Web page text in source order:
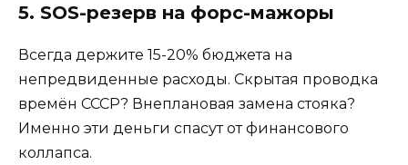
5. SOS-резерв на форс-мажоры
Всегда держите 15-20% бюджета на
непредвиденные расходы. Скрытая проводка
времён СССР? Внеплановая замена стояка?
Именно эти деньги спасут от финансового
коллапса.